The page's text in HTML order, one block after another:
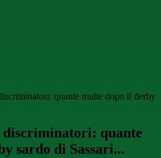
quante multe dopo il derby
quante
sardo di Sassari...